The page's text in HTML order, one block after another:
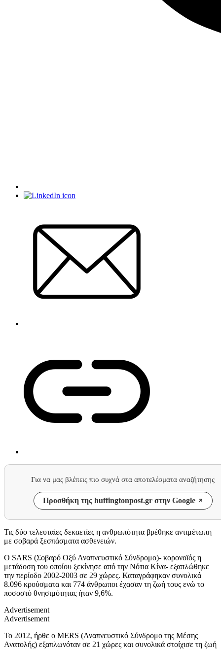
Για να μας βλέπεις πιο συχνά στα αποτελέσματα αναζήτησης
Προσθήκη της huffingtonpost.gr στην Google
Τις δύο τελευταίες δεκαετίες η ανθρωπότητα βρέθηκε αντιμέτωπη
με σοβαρά ξεσπάσματα ασθενειών.
Ο SARS (Σοβαρό Οξύ Αναπνευστικό Σύνδρομο)- κορονοϊός η
μετάδοση του οποίου ξεκίνησε από την Νότια Κίνα- εξαπλώθηκε
την περίοδο 2002-2003 σε 29 χώρες. Καταγράφηκαν συνολικά
8.096 κρούσματα και 774 άνθρωποι έχασαν τη ζωή τους ενώ το
ποσοστό θνησιμότητας ήταν 9,6%.
Advertisement
Advertisement
Το 2012, ήρθε ο MERS (Αναπνευστικό Σύνδρομο της Μέσης
Ανατολής) εξαπλωνόταν σε 21 χώρες και συνολικά στοίχισε τη ζωή